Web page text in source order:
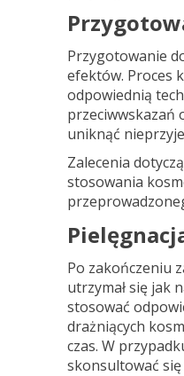
Przygotowanie
efektów. Proces
odpowiednią
przeciwwskazań
uniknąć
Zalecenia
stosowania
Po zakończeniu
utrzymał się jak
stosować
drażniących
czas. W
skonsultować